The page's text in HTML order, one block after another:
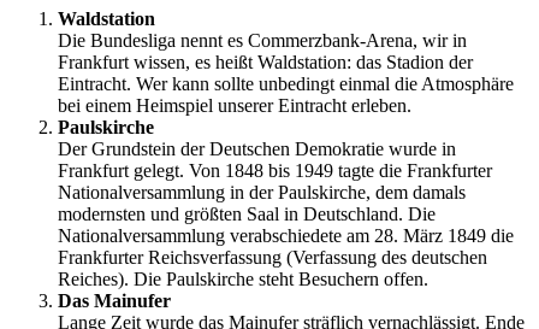
Waldstation
Die Bundesliga nennt es Commerzbank-Arena, wir in
Frankfurt wissen, es heißt Waldstation: das Stadion der
Eintracht. Wer kann sollte unbedingt einmal die Atmosphäre
bei einem Heimspiel unserer Eintracht erleben.
Paulskirche
Der Grundstein der Deutschen Demokratie wurde in
Frankfurt gelegt. Von 1848 bis 1949 tagte die Frankfurter
Nationalversammlung in der Paulskirche, dem damals
modernsten und größten Saal in Deutschland. Die
Nationalversammlung verabschiedete am 28. März 1849 die
Frankfurter Reichsverfassung (Verfassung des deutschen
Reiches). Die Paulskirche steht Besuchern offen.
Das Mainufer
Lange Zeit wurde das Mainufer sträflich vernachlässigt. Ende